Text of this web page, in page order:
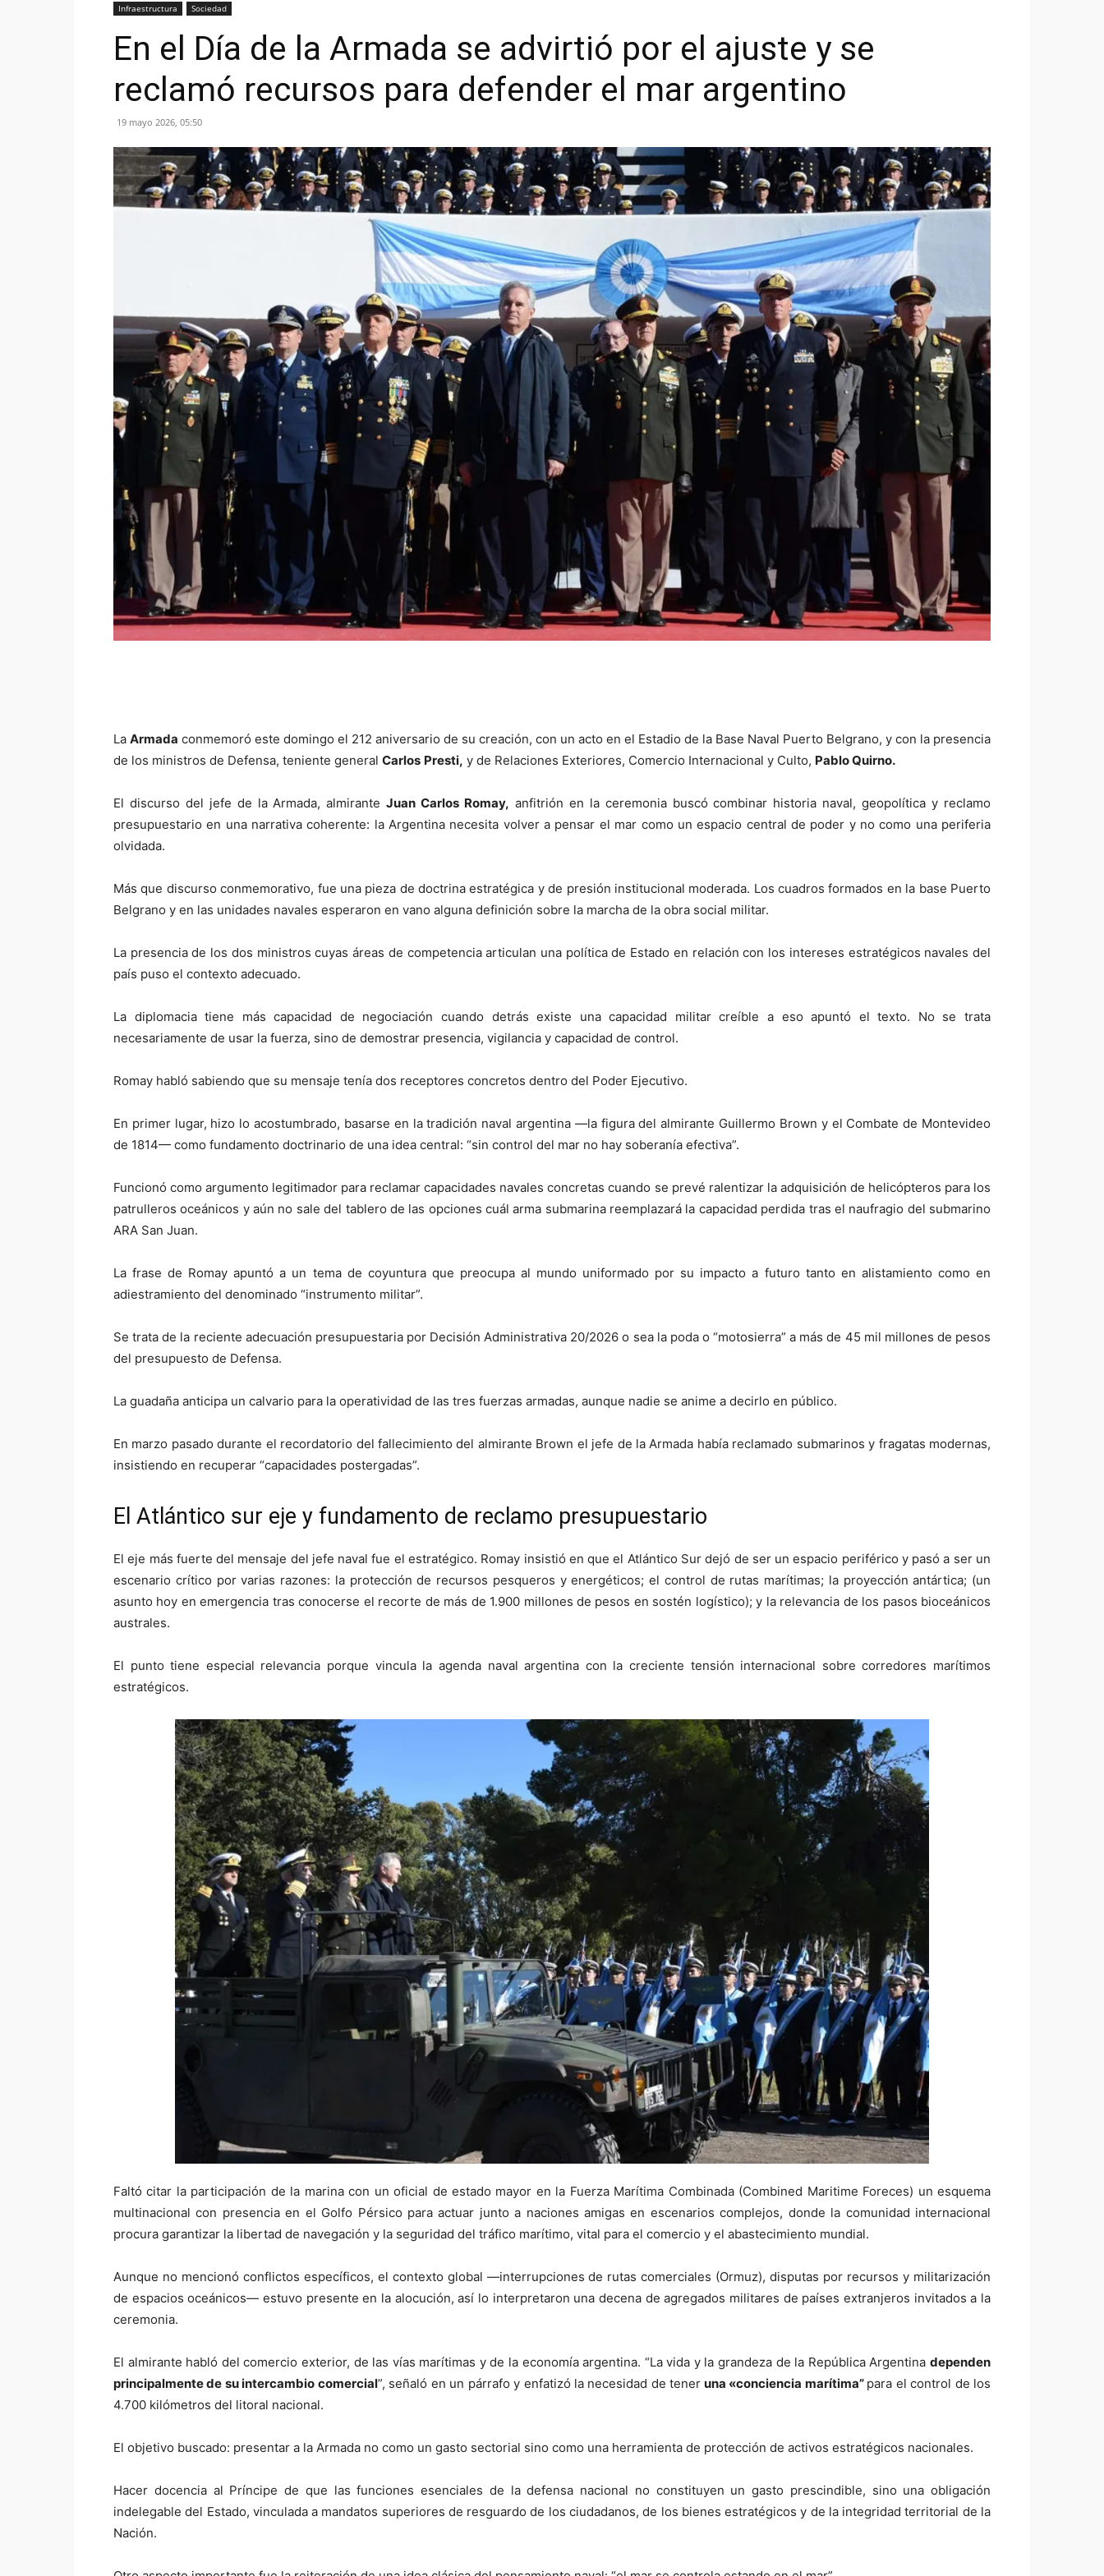
Infraestructura Sociedad
En el Día de la Armada se advirtió por el ajuste y se
reclamó recursos para defender el mar argentino
19 mayo 2026, 05:50
La Armada conmemoró este domingo el 212 aniversario de su creación, con un acto en el Estadio de la Base Naval Puerto Belgrano, y con la presencia
de los ministros de Defensa, teniente general Carlos Presti, y de Relaciones Exteriores, Comercio Internacional y Culto, Pablo Quirno.
El discurso del jefe de la Armada, almiranteJuan Carlos Romay, anfitrión en la ceremonia buscó combinar historia naval, geopolítica y reclamo
presupuestario en una narrativa coherente: la Argentina necesita volver a pensar el mar como un espacio central de poder y no como una periferia
olvidada.
Más que discurso conmemorativo, fue una pieza de doctrina estratégica y de presión institucional moderada. Los cuadros formados en la base Puerto
Belgrano y en las unidades navales esperaron en vano alguna definición sobre la marcha de la obra social militar.
La presencia de los dos ministros cuyas áreas de competencia articulan una política de Estado en relación con los intereses estratégicos navales del
país puso el contexto adecuado.
La diplomacia tiene más capacidad de negociación cuando detrás existe una capacidad militar creíble a eso apuntó el texto. No se trata
necesariamente de usar la fuerza, sino de demostrar presencia, vigilancia y capacidad de control.
Romay habló sabiendo que su mensaje tenía dos receptores concretos dentro del Poder Ejecutivo.
En primer lugar, hizo lo acostumbrado, basarse en la tradición naval argentina —la figura del almirante Guillermo Brown y el Combate de Montevideo
de 1814— como fundamento doctrinario de una idea central: “sin control del mar no hay soberanía efectiva”.
Funcionó como argumento legitimador para reclamar capacidades navales concretas cuando se prevé ralentizar la adquisición de helicópteros para los
patrulleros oceánicos y aún no sale del tablero de las opciones cuál arma submarina reemplazará la capacidad perdida tras el naufragio del submarino
ARA San Juan.
La frase de Romay apuntó a un tema de coyuntura que preocupa al mundo uniformado por su impacto a futuro tanto en alistamiento como en
adiestramiento del denominado “instrumento militar”.
Se trata de la reciente adecuación presupuestaria por Decisión Administrativa 20/2026 o sea la poda o “motosierra” a más de 45 mil millones de pesos
del presupuesto de Defensa.
La guadaña anticipa un calvario para la operatividad de las tres fuerzas armadas, aunque nadie se anime a decirlo en público.
En marzo pasado durante el recordatorio del fallecimiento del almirante Brown el jefe de la Armada había reclamado submarinos y fragatas modernas,
insistiendo en recuperar “capacidades postergadas”.
El Atlántico sur eje y fundamento de reclamo presupuestario
El eje más fuerte del mensaje del jefe naval fue el estratégico. Romay insistió en que el Atlántico Sur dejó de ser un espacio periférico y pasó a ser un
escenario crítico por varias razones: la protección de recursos pesqueros y energéticos; el control de rutas marítimas; la proyección antártica; (un
asunto hoy en emergencia tras conocerse el recorte de más de 1.900 millones de pesos en sostén logístico); y la relevancia de los pasos bioceánicos
australes.
El punto tiene especial relevancia porque vincula la agenda naval argentina con la creciente tensión internacional sobre corredores marítimos
estratégicos.
Faltó citar la participación de la marina con un oficial de estado mayor en la Fuerza Marítima Combinada (Combined Maritime Foreces) un esquema
multinacional con presencia en el Golfo Pérsico para actuar junto a naciones amigas en escenarios complejos, donde la comunidad internacional
procura garantizar la libertad de navegación y la seguridad del tráfico marítimo, vital para el comercio y el abastecimiento mundial.
Aunque no mencionó conflictos específicos, el contexto global —interrupciones de rutas comerciales (Ormuz), disputas por recursos y militarización
de espacios oceánicos— estuvo presente en la alocución, así lo interpretaron una decena de agregados militares de países extranjeros invitados a la
ceremonia.
El almirante habló del comercio exterior, de las vías marítimas y de la economía argentina. “La vida y la grandeza de la República Argentina dependen
principalmente de su intercambio comercial”, señaló en un párrafo y enfatizó la necesidad de tener una «conciencia marítima” para el control de los
4.700 kilómetros del litoral nacional.
El objetivo buscado: presentar a la Armada no como un gasto sectorial sino como una herramienta de protección de activos estratégicos nacionales.
Hacer docencia al Príncipe de que las funciones esenciales de la defensa nacional no constituyen un gasto prescindible, sino una obligación
indelegable del Estado, vinculada a mandatos superiores de resguardo de los ciudadanos, de los bienes estratégicos y de la integridad territorial de la
Nación.